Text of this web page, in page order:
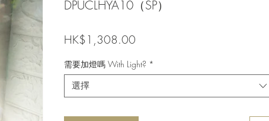
DPUCLHYA10（SP）
HK$1,308.00
需要加燈嗎 With Light? *
選擇